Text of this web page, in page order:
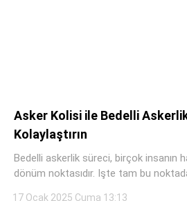
Asker Kolisi ile Bedelli
Kolaylaştırın
Bedelli askerlik süreci, birçok insanın
dönüm noktasıdır. Işte tam bu
17 Ocak 2025 Cuma 13:13